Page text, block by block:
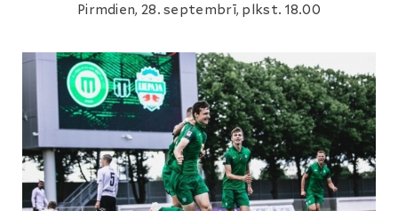
Pirmdien, 28. septembrī, plkst. 18.00